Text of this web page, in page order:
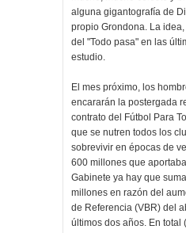
alguna gigantografía de
propio Grondona. La
del "Todo pasa" en las
estudio.
El mes próximo, los
encararán la postergada
contrato del Fútbol Para
que se nutren todos los
sobrevivir en épocas de
600 millones que
Gabinete ya hay que
millones en razón del
de Referencia (VBR) del
últimos dos años. En total